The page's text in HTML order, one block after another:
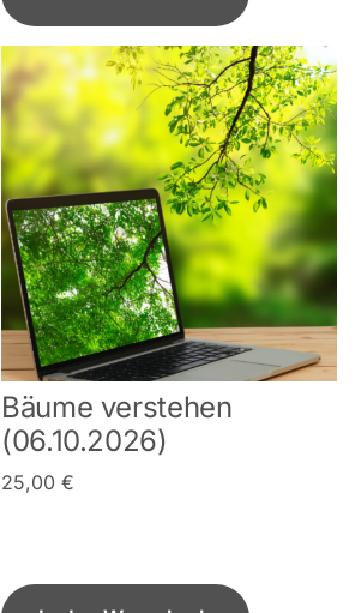
Bäume verstehen
(06.10.2026)
25,00 €